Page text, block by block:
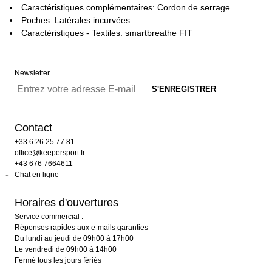
Caractéristiques complémentaires: Cordon de serrage
Poches: Latérales incurvées
Caractéristiques - Textiles: smartbreathe FIT
Newsletter
Contact
+33 6 26 25 77 81
office@keepersport.fr
+43 676 7664611
Chat en ligne
Horaires d'ouvertures
Service commercial :
Réponses rapides aux e-mails garanties
Du lundi au jeudi de 09h00 à 17h00
Le vendredi de 09h00 à 14h00
Fermé tous les jours fériés